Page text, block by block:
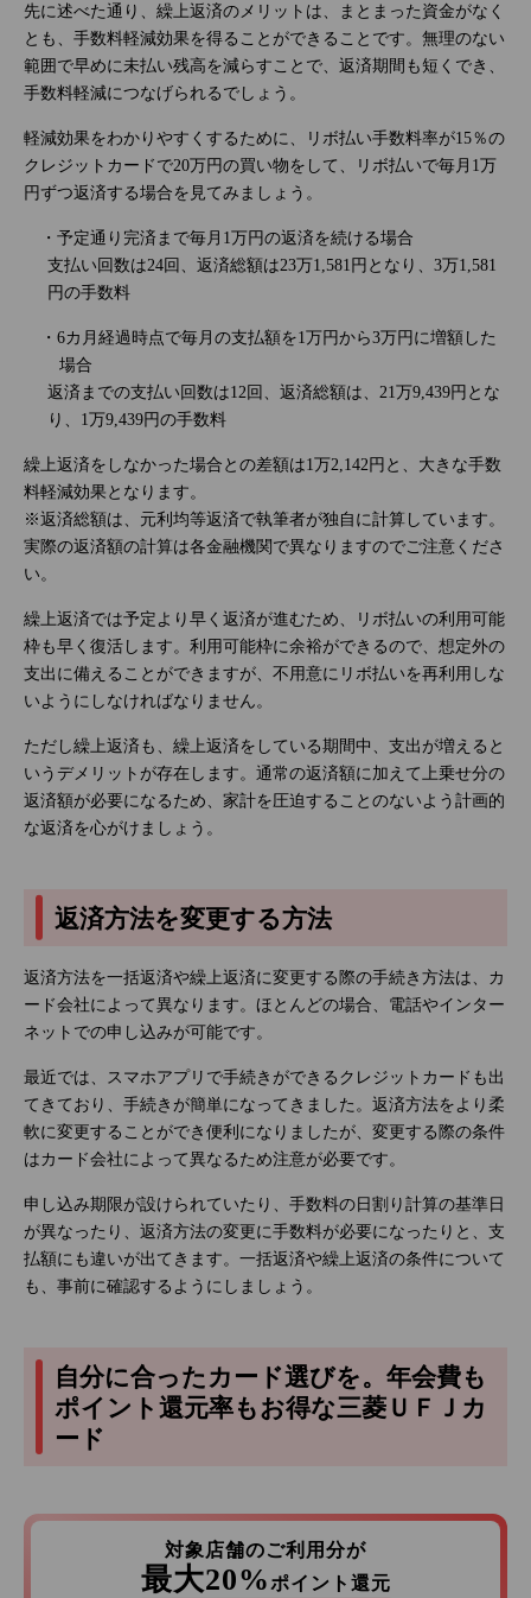
先に述べた通り、繰上返済のメリットは、まとまった資金がなく
とも、手数料軽減効果を得ることができることです。無理のない
範囲で早めに未払い残高を減らすことで、返済期間も短くでき、
手数料軽減につなげられるでしょう。
軽減効果をわかりやすくするために、リボ払い手数料率が15％の
クレジットカードで20万円の買い物をして、リボ払いで毎月1万
円ずつ返済する場合を見てみましょう。
・予定通り完済まで毎月1万円の返済を続ける場合
支払い回数は24回、返済総額は23万1,581円となり、3万1,581
円の手数料
・6カ月経過時点で毎月の支払額を1万円から3万円に増額した
場合
返済までの支払い回数は12回、返済総額は、21万9,439円とな
り、1万9,439円の手数料
繰上返済をしなかった場合との差額は1万2,142円と、大きな手数
料軽減効果となります。
※返済総額は、元利均等返済で執筆者が独自に計算しています。
実際の返済額の計算は各金融機関で異なりますのでご注意くださ
い。
繰上返済では予定より早く返済が進むため、リボ払いの利用可能
枠も早く復活します。利用可能枠に余裕ができるので、想定外の
支出に備えることができますが、不用意にリボ払いを再利用しな
いようにしなければなりません。
ただし繰上返済も、繰上返済をしている期間中、支出が増えると
いうデメリットが存在します。通常の返済額に加えて上乗せ分の
返済額が必要になるため、家計を圧迫することのないよう計画的
な返済を心がけましょう。
返済方法を変更する方法
返済方法を一括返済や繰上返済に変更する際の手続き方法は、カ
ード会社によって異なります。ほとんどの場合、電話やインター
ネットでの申し込みが可能です。
最近では、スマホアプリで手続きができるクレジットカードも出
てきており、手続きが簡単になってきました。返済方法をより柔
軟に変更することができ便利になりましたが、変更する際の条件
はカード会社によって異なるため注意が必要です。
申し込み期限が設けられていたり、手数料の日割り計算の基準日
が異なったり、返済方法の変更に手数料が必要になったりと、支
払額にも違いが出てきます。一括返済や繰上返済の条件について
も、事前に確認するようにしましょう。
自分に合ったカード選びを。年会費も
ポイント還元率もお得な三菱ＵＦＪカ
ード
対象店舗のご利用分が
最大20% ポイント還元